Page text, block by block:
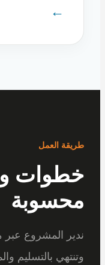
العمل
المشروع عبر مراحل
بالتسليم والمتابعة.